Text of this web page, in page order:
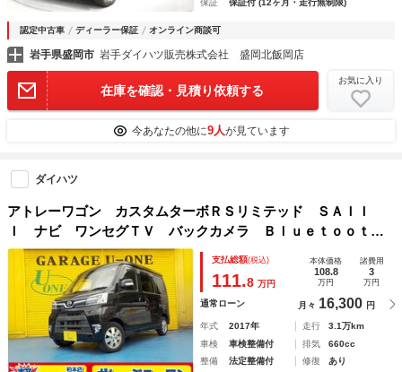
保証 保証付 (12ヶ月・走行無制限)
認定中古車 ディーラー保証 オンライン商談可
岩手県盛岡市 岩手ダイハツ販売株式会社 盛岡北飯岡店
在庫を確認・見積り依頼する
お気に入り
今あなたの他に9人が見ています
ダイハツ
アトレーワゴン カスタムターボＲＳリミテッド ＳＡＩＩ
Ｉ ナビ ワンセグＴＶ バックカメラ Ｂｌｕｅｔｏｏｔ
ｈ 衝突軽減ブレーキ アイドリングストップ パワースライ
ドドア キーレス ＥＴＣ ドライブレコーダー ＬＥＤヘッ
ドライト
支払総額(税込)
111.8 万円
本体価格
108.8
万円
諸費用
3
万円
通常ローン 月々 16,300 円
年式 2017年 走行
3.1万km
車検
車検整備付 排気
660cc
整備
法定整備付 修復
あり